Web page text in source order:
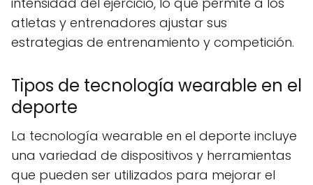
atletas y entrenadores ajustar sus
estrategias de entrenamiento y competición.
Tipos de tecnología wearable en el
deporte
La tecnología wearable en el deporte incluye
una variedad de dispositivos y herramientas
que pueden ser utilizados para mejorar el